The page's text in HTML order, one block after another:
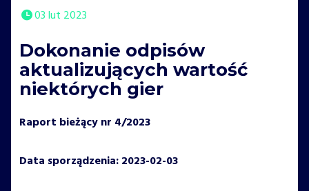
03 lut 2023
Dokonanie odpisów
aktualizujących wartość
niektórych gier
Raport bieżący nr 4/2023
Data sporządzenia: 2023-02-03